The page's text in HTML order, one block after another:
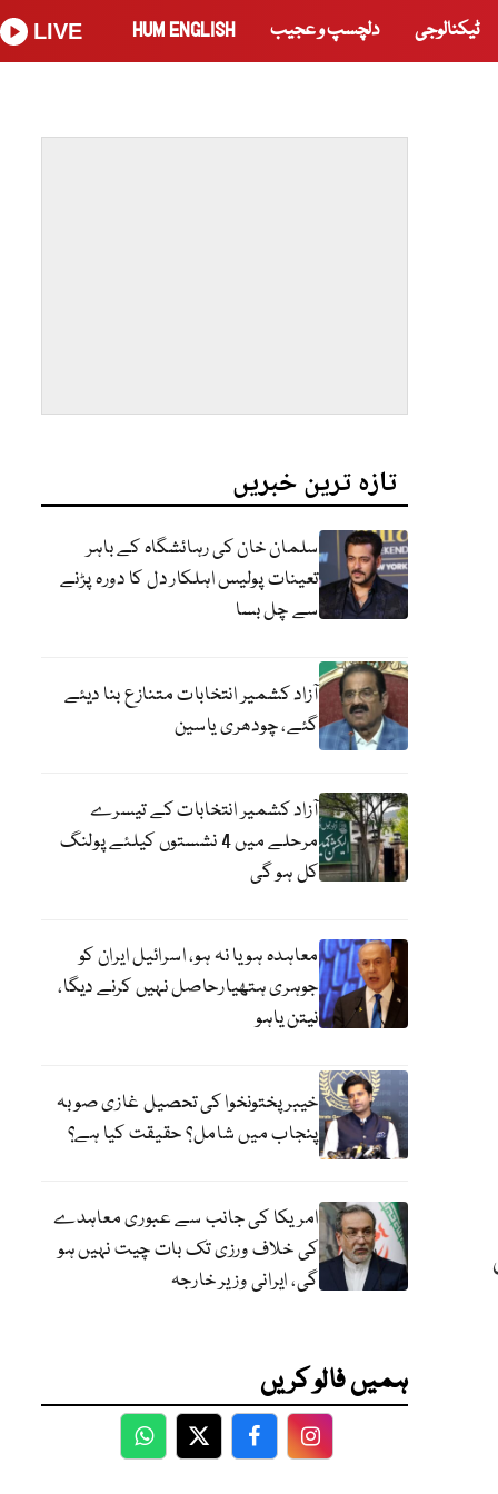
ٹیکنالوجی دلچسپ و عجیب HUM ENGLISH
LIVE
تازہ ترین خبریں
سلمان خان کی رہائشگاہ کے باہر
تعینات پولیس اہلکار دل کا دورہ پڑنے
سے چل بسا
آزاد کشمیر انتخابات متنازع بنا دیئے
گئے، چودھری یاسین
آزاد کشمیر انتخابات کے تیسرے
مرحلے میں 4 نشستوں کیلئے پولنگ
کل ہو گی
معاہدہ ہو یا نہ ہو، اسرائیل ایران کو
جوہری ہتھیارحاصل نہیں کرنے دیگا،
نیتن یاہو
خیبر پختونخوا کی تحصیل غازی صوبہ
پنجاب میں شامل؟ حقیقت کیا ہے؟
امریکا کی جانب سے عبوری معاہدے
کی خلاف ورزی تک بات چیت نہیں ہو
گی، ایرانی وزیر خارجہ
ہمیں فالو کریں
WhatsApp
TwitterFacebookFacebook